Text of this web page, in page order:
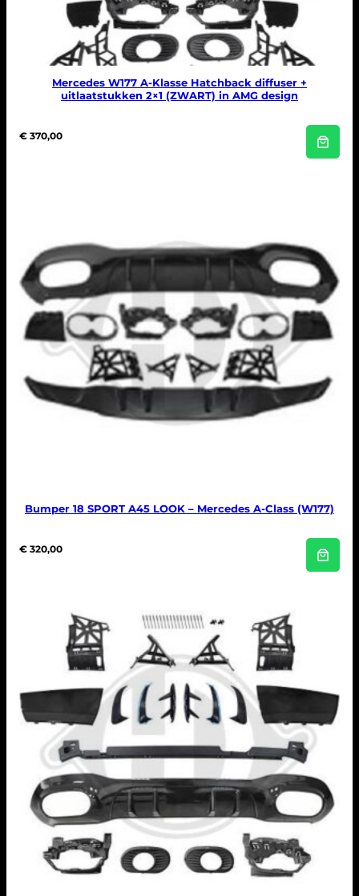
Mercedes W177 A-Klasse Hatchback diffuser +
uitlaatstukken 2×1 (ZWART) in AMG design
€ 370,00
Bumper 18 SPORT A45 LOOK – Mercedes A-Class (W177)
€ 320,00